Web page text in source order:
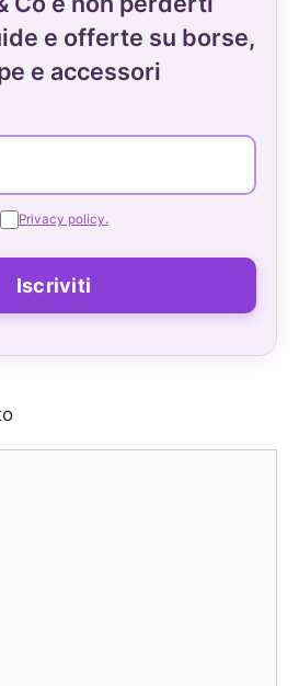
e offerte su borse,
e accessori
Privacy policy.